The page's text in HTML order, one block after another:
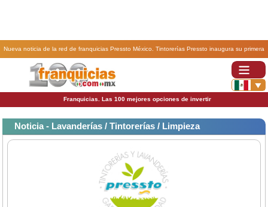
Nueva noticia de la red de franquicias Pressto México. Tintorerías Pressto inaugura su primera
franquicia en México en el 2019 .
Franquicias. Las 100 mejores opciones de invertir
Noticia - Lavanderías / Tintorerías / Limpieza